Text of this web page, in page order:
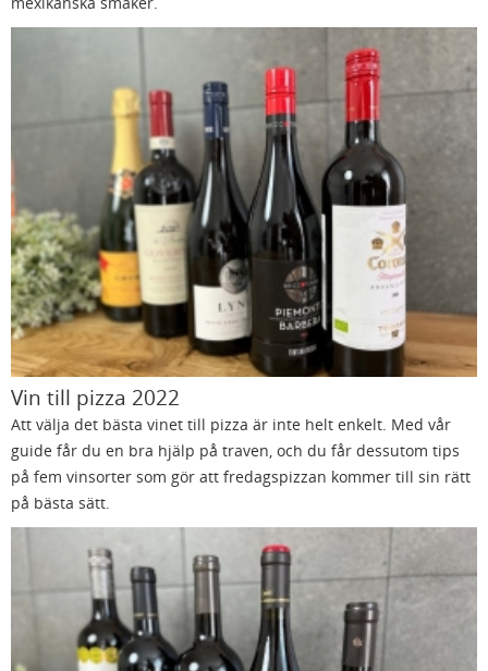
Vin till pizza 2022
Att välja det bästa vinet till pizza är inte helt enkelt. Med vår
guide får du en bra hjälp på traven, och du får dessutom tips
på fem vinsorter som gör att fredagspizzan kommer till sin rätt
på bästa sätt.